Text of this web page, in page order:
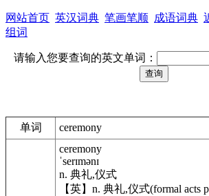
网站首页 英汉词典 笔画笔顺 成语词典
组词
请输入您要查询的英文单词：
单词 ceremony
ceremony
ˈserɪmənɪ
n. 典礼,仪式
【英】n. 典礼,仪式(formal acts